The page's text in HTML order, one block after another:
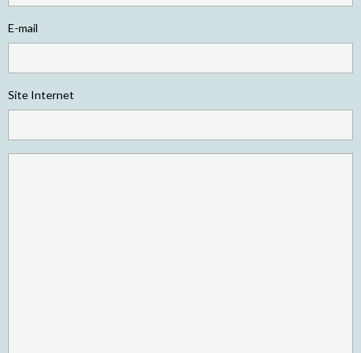
E-mail
Site Internet